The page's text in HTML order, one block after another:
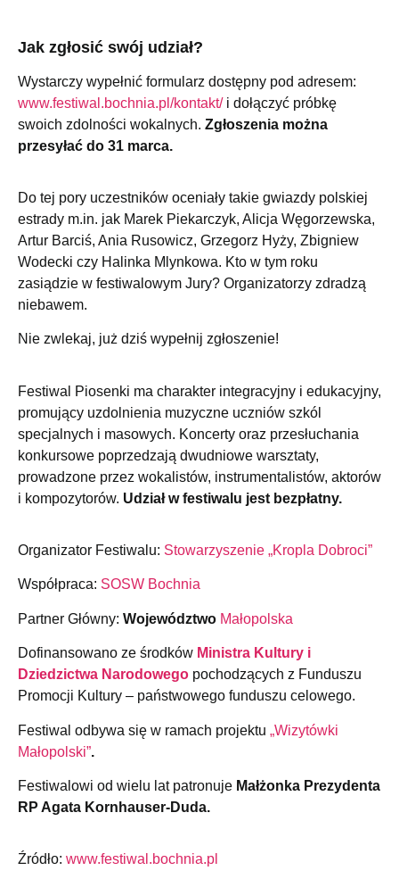
Jak zgłosić swój udział?
Wystarczy wypełnić formularz dostępny pod adresem:
www.festiwal.bochnia.pl/kontakt/i dołączyć próbkę
swoich zdolności wokalnych. Zgłoszenia można
przesyłać do 31 marca.
Do tej pory uczestników oceniały takie gwiazdy polskiej
estrady m.in. jak Marek Piekarczyk, Alicja Węgorzewska,
Artur Barciś, Ania Rusowicz, Grzegorz Hyży, Zbigniew
Wodecki czy Halinka Mlynkowa. Kto w tym roku
zasiądzie w festiwalowym Jury? Organizatorzy zdradzą
niebawem.
Nie zwlekaj, już dziś wypełnij zgłoszenie!
Festiwal Piosenki ma charakter integracyjny i edukacyjny,
promujący uzdolnienia muzyczne uczniów szkól
specjalnych i masowych. Koncerty oraz przesłuchania
konkursowe poprzedzają dwudniowe warsztaty,
prowadzone przez wokalistów, instrumentalistów, aktorów
i kompozytorów. Udział w festiwalu jest bezpłatny.
Organizator Festiwalu: Stowarzyszenie „Kropla Dobroci”
Współpraca: SOSW Bochnia
Partner Główny: Województwo Małopolska
Dofinansowano ze środków Ministra Kultury i
Dziedzictwa Narodowego pochodzących z Funduszu
Promocji Kultury – państwowego funduszu celowego.
Festiwal odbywa się w ramach projektu „Wizytówki
Małopolski”.
Festiwalowi od wielu lat patronuje Małżonka Prezydenta
RP Agata Kornhauser-Duda.
Źródło: www.festiwal.bochnia.pl